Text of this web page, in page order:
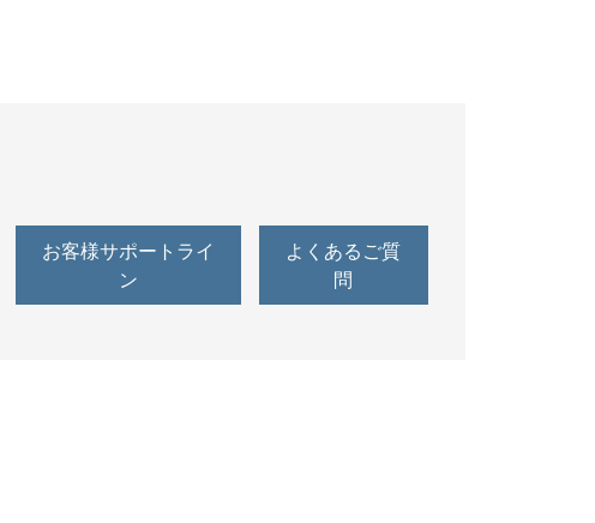
お客様サポートライ
ン
よくあるご質
問